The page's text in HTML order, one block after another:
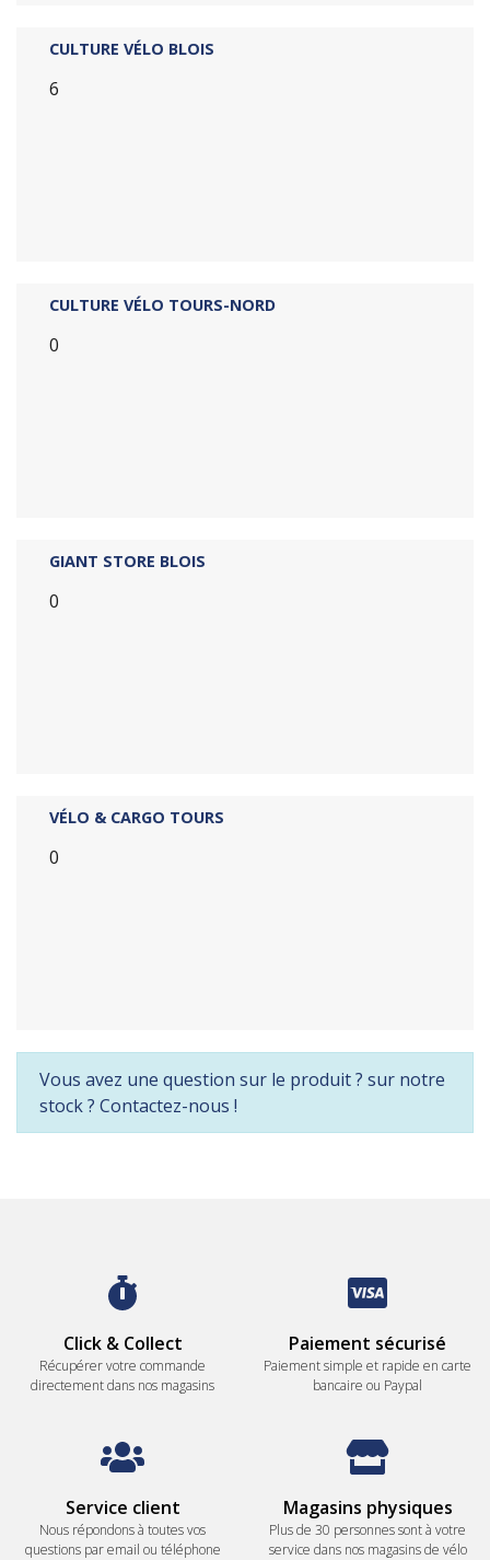
CULTURE VÉLO BLOIS
6
CULTURE VÉLO TOURS-NORD
0
GIANT STORE BLOIS
0
VÉLO & CARGO TOURS
0
Vous avez une question sur le produit ? sur notre
stock ? Contactez-nous !
Click & Collect
Récupérer votre commande
directement dans nos magasins
Paiement sécurisé
Paiement simple et rapide en carte
bancaire ou Paypal
Service client
Nous répondons à toutes vos
questions par email ou téléphone
Magasins physiques
Plus de 30 personnes sont à votre
service dans nos magasins de vélo